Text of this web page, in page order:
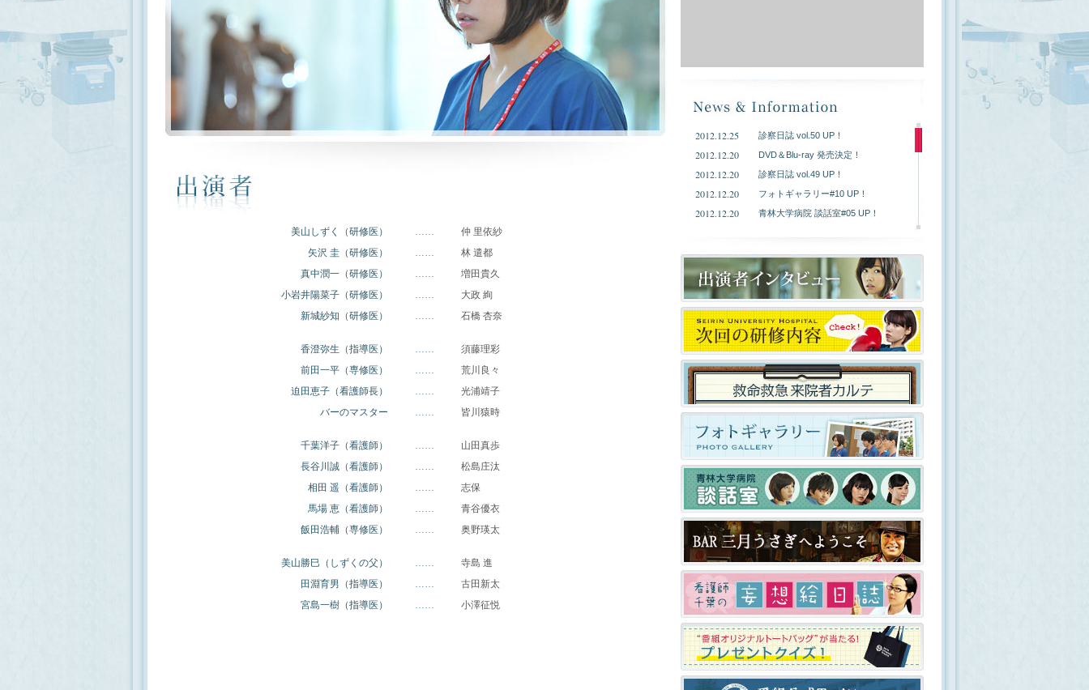
美山しずく（研修医） ……
仲 里依紗
矢沢 圭（研修医）
……
林 遣都
真中潤一（研修医）
……
増田貴久
小岩井陽菜子（研修医）
……
大政 絢
新城紗知（研修医）
…… 石橋 杏奈
香澄弥生（指導医） ……
須藤理彩
前田一平（専修医）
……
荒川良々
迫田恵子（看護師長）
……
光浦靖子
バーのマスター
…… 皆川猿時
千葉洋子（看護師） ……
山田真歩
長谷川誠（看護師）
……
松島庄汰
相田 遥（看護師）
……
志保
馬場 恵（看護師）
……
青谷優衣
飯田浩輔（専修医）
…… 奥野瑛太
美山勝巳（しずくの父） ……
寺島 進
田淵育男（指導医）
……
古田新太
宮島一樹（指導医）
…… 小澤征悦
2012.12.25 診察日誌 vol.50 UP！
2012.12.20 DVD＆Blu-ray 発売決定！
2012.12.20 診察日誌 vol.49 UP！
2012.12.20 フォトギャラリー#10 UP！
2012.12.20 青林大学病院 談話室#05 UP！
2012.12.20
2012.12.20 BAR 三月うさぎへようこそ UP！
2012.12.13 あらすじ最終話 UP！
2012.12.13 診察日誌 vol.45 UP！
2012.12.13 看護師千葉の妄想絵日記＃05
2012.12.06 来院者カルテ#09 UP！
2012.10.25
須藤さん、古田さん、小澤さんインタ
ビュー UP！
2012.10.18 オリジナルグッズ情報！
2012.10.17 主題歌配信スタート！
2012.10.15
「レジデント ～5人の研修医」の小説
版が誕生！
2012.09.20 公式モバイルサイト情報 UP！
2012.09.20 公式サイトオープンしました！